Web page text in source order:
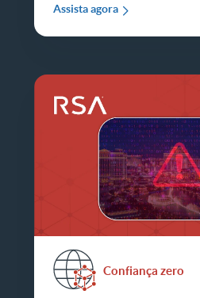
Assista agora
Confiança zero